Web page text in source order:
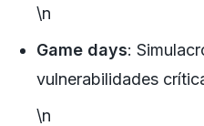
\n
Game days:
vulnerabilidades
\n